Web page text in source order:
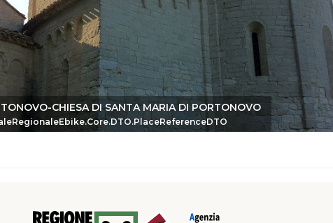
CHIESA DI SANTA MARIA DI PORTONOVO